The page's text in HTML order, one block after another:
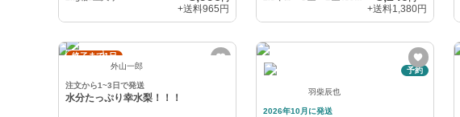
+送料965円 +送料1,380円
終了まで1日
外山一郎
注文から1~3日で発送
水分たっぷり幸水梨！！！
予約
羽柴辰也
2026年10月に発送